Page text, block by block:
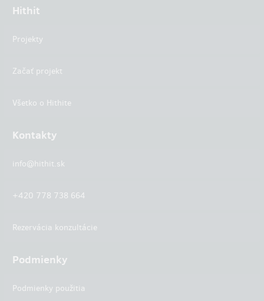
Hithit
Projekty
Začať projekt
Všetko o Hithite
Kontakty
info@hithit.sk
+420 778 738 664
Rezervácia konzultácie
Podmienky
Podmienky použitia